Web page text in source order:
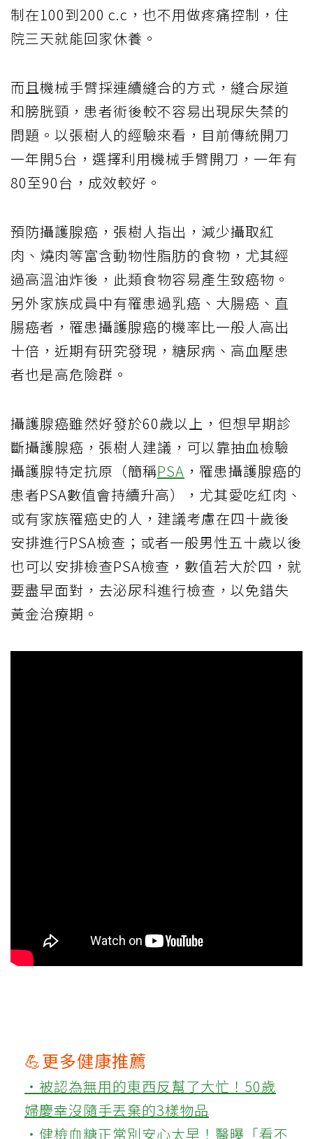
制在100到200 c.c，也不用做疼痛控制，住
院三天就能回家休養。
而且機械手臂採連續縫合的方式，縫合尿道
和膀胱頸，患者術後較不容易出現尿失禁的
問題。以張樹人的經驗來看，目前傳統開刀
一年開5台，選擇利用機械手臂開刀，一年有
80至90台，成效較好。
預防攝護腺癌，張樹人指出，減少攝取紅
肉、燒肉等富含動物性脂肪的食物，尤其經
過高溫油炸後，此類食物容易產生致癌物。
另外家族成員中有罹患過乳癌、大腸癌、直
腸癌者，罹患攝護腺癌的機率比一般人高出
十倍，近期有研究發現，糖尿病、高血壓患
者也是高危險群。
攝護腺癌雖然好發於60歲以上，但想早期診
斷攝護腺癌，張樹人建議，可以靠抽血檢驗
攝護腺特定抗原（簡稱PSA ，罹患攝護腺癌的
患者PSA數值會持續升高），尤其愛吃紅肉、
或有家族罹癌史的人，建議考慮在四十歲後
安排進行PSA檢查；或者一般男性五十歲以後
也可以安排檢查PSA檢查，數值若大於四，就
要盡早面對，去泌尿科進行檢查，以免錯失
黃金治療期。
💪更多健康推薦
‧被認為無用的東西反幫了大忙！50歲
婦慶幸沒隨手丟棄的3樣物品
‧健檢血糖正常別安心太早！醫曝「看不